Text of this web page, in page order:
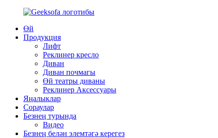
Өй
Продукция
Лифт
Реклинер кресло
Диван
Диван почмагы
Өй театры диваны
Реклинер Аксессуары
Яңалыклар
Сораулар
Безнең турында
Видео
Безнең белән элемтәгә керегез